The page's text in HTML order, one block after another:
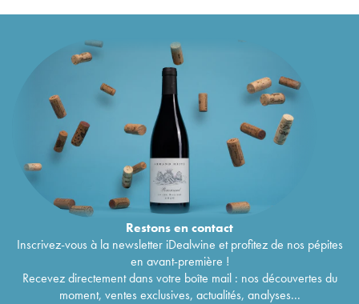
Restons encontact
Inscrivez-vous à la newsletter iDealwine et profitez de nos pépites
en avant-première !
Recevez directement dans votre boîte mail : nos découvertes du
moment, ventes exclusives, actualités, analyses...